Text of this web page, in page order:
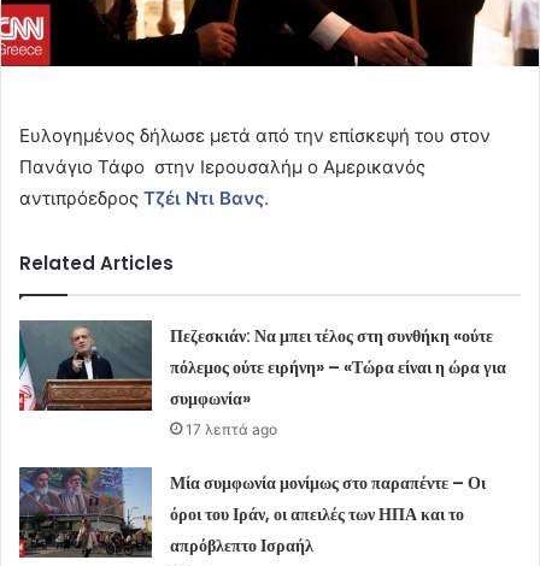
Ευλογημένος δήλωσε μετά από την επίσκεψή του στον
Πανάγιο Τάφο στην Ιερουσαλήμ ο Αμερικανός
αντιπρόεδρος Τζέι Ντι Βανς.
Related Articles
Πεζεσκιάν: Να μπει τέλος στη συνθήκη «ούτε
πόλεμος ούτε ειρήνη» – «Τώρα είναι η ώρα για
συμφωνία»
17 λεπτά ago
Μία συμφωνία μονίμως στο παραπέντε – Οι
όροι του Ιράν, οι απειλές των ΗΠΑ και το
απρόβλεπτο Ισραήλ